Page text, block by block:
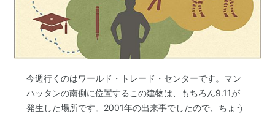
今週行くのはワールド・トレード・センターです。マン
ハッタンの南側に位置するこの建物は、もちろん9.11が
発生した場所です。2001年の出来事でしたので、ちょう